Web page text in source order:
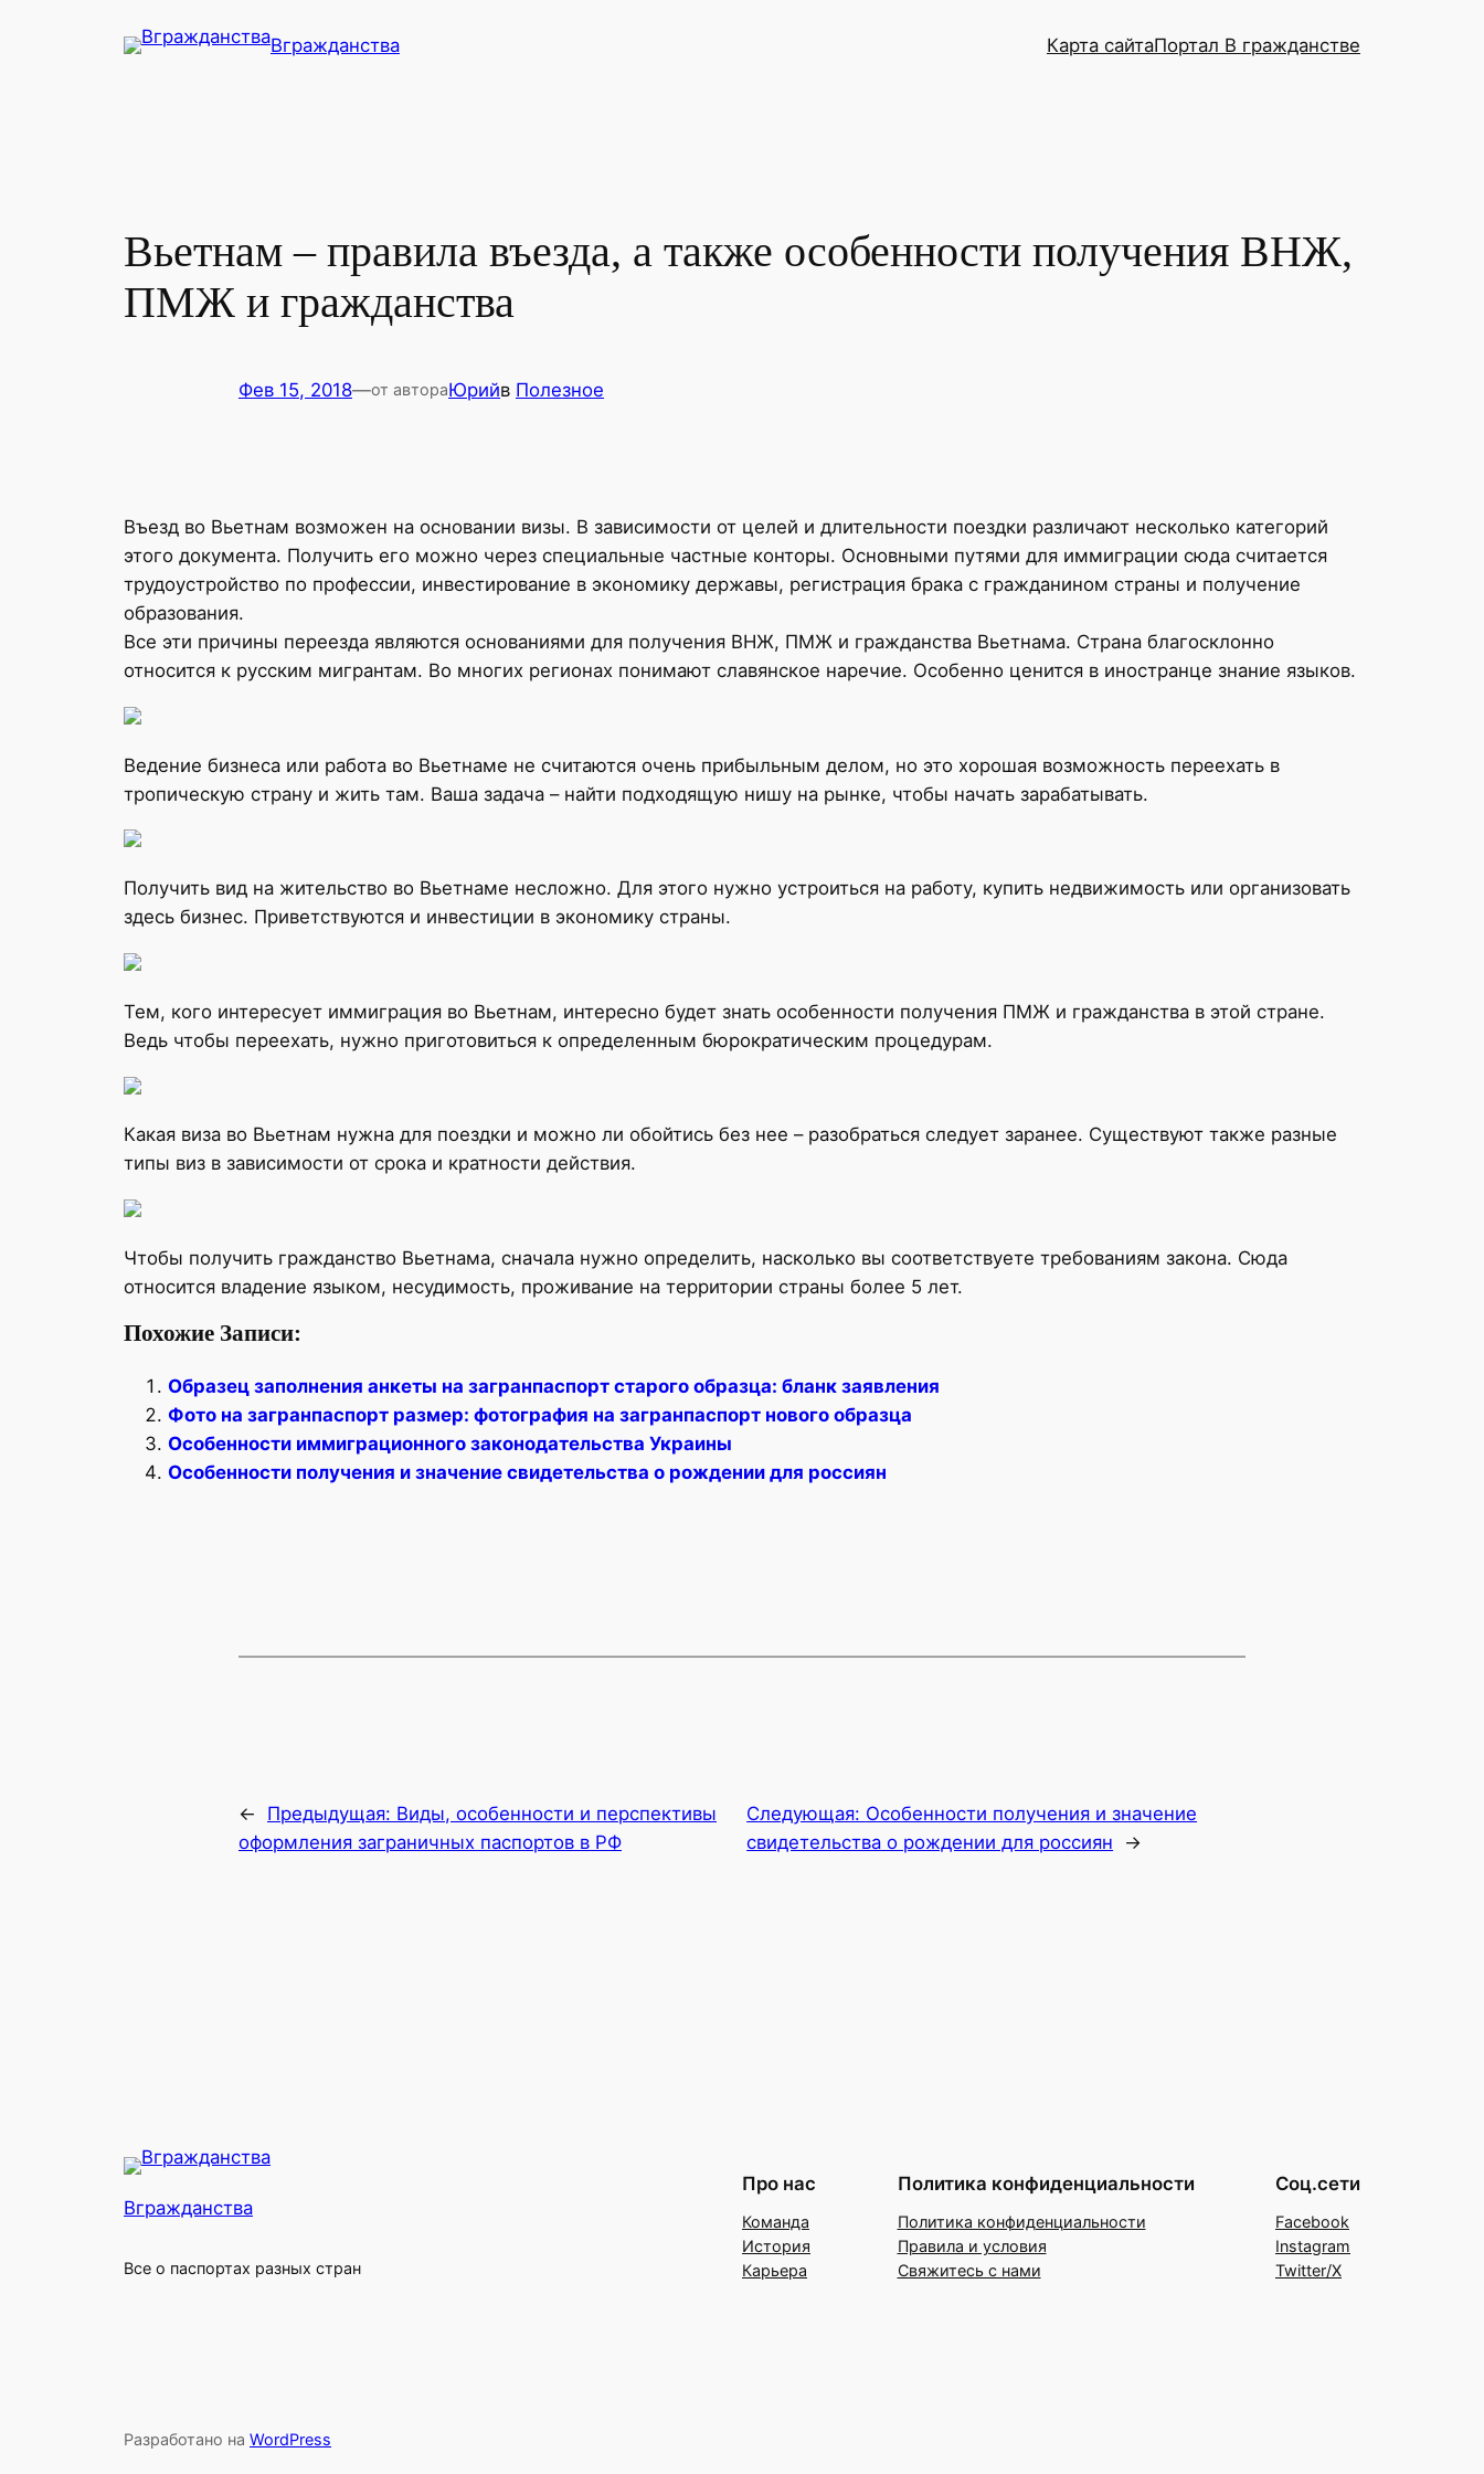
Вгражданства Карта сайтаПортал В гражданстве
Вьетнам – правила въезда, а также особенности получения ВНЖ,
ПМЖ и гражданства
Фев 15, 2018—от автораЮрийв Полезное
Въезд во Вьетнам возможен на основании визы. В зависимости от целей и длительности поездки различают несколько категорий
этого документа. Получить его можно через специальные частные конторы. Основными путями для иммиграции сюда считается
трудоустройство по профессии, инвестирование в экономику державы, регистрация брака с гражданином страны и получение
образования.
Все эти причины переезда являются основаниями для получения ВНЖ, ПМЖ и гражданства Вьетнама. Страна благосклонно
относится к русским мигрантам. Во многих регионах понимают славянское наречие. Особенно ценится в иностранце знание языков.
Ведение бизнеса или работа во Вьетнаме не считаются очень прибыльным делом, но это хорошая возможность переехать в
тропическую страну и жить там. Ваша задача – найти подходящую нишу на рынке, чтобы начать зарабатывать.
Получить вид на жительство во Вьетнаме несложно. Для этого нужно устроиться на работу, купить недвижимость или организовать
здесь бизнес. Приветствуются и инвестиции в экономику страны.
Тем, кого интересует иммиграция во Вьетнам, интересно будет знать особенности получения ПМЖ и гражданства в этой стране.
Ведь чтобы переехать, нужно приготовиться к определенным бюрократическим процедурам.
Какая виза во Вьетнам нужна для поездки и можно ли обойтись без нее – разобраться следует заранее. Существуют также разные
типы виз в зависимости от срока и кратности действия.
Чтобы получить гражданство Вьетнама, сначала нужно определить, насколько вы соответствуете требованиям закона. Сюда
относится владение языком, несудимость, проживание на территории страны более 5 лет.
Похожие Записи:
Образец заполнения анкеты на загранпаспорт старого образца: бланк заявления
Фото на загранпаспорт размер: фотография на загранпаспорт нового образца
Особенности иммиграционного законодательства Украины
Особенности получения и значение свидетельства о рождении для россиян
← Предыдущая: Виды, особенности и перспективы
оформления заграничных паспортов в РФ
Следующая: Особенности получения и значение
свидетельства о рождении для россиян
→
Вгражданства
Все о паспортах разных стран
Про нас
Команда
История
Карьера
Политика конфиденциальности
Политика конфиденциальности
Правила и условия
Свяжитесь с нами
Соц.сети
Facebook
Instagram
Twitter/X
Разработано на WordPress